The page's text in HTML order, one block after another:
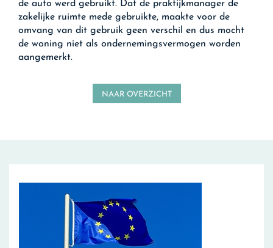
de auto werd gebruikt. Dat de praktijkmanager de
zakelijke ruimte mede gebruikte, maakte voor de
omvang van dit gebruik geen verschil en dus mocht
de woning niet als ondernemingsvermogen worden
aangemerkt.
NAAR OVERZICHT